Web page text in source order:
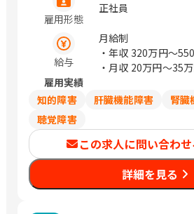
雇用形態
正社員
給与
月給制
・年収 320万円〜
・月収 20万円〜35
雇用実績
知的障害
肝臓機能障害
腎臓
聴覚障害
この求人に問い合わせ
詳細を見る